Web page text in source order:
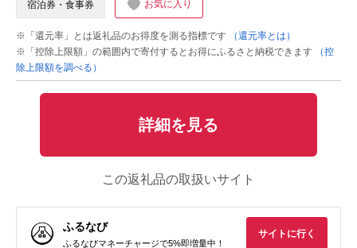
宿泊券・食事券 お気に入り
※「還元率」とは返礼品のお得度を測る指標です
（還元率とは）
※「控除上限額」の範囲内で寄付するとお得にふるさと納税できます
（控
除上限額を調べる）
詳細を見る
この返礼品の取扱いサイト
ふるなび
ふるなびマネーチャージで5%即増量中！
サイトに行く